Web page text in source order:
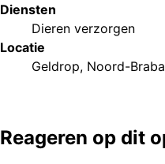
Diensten
Dieren verzorgen
Locatie
Geldrop, Noord-
Reageren op dit